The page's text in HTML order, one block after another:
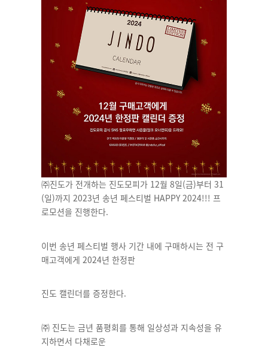
㈜진도가 전개하는 진도모피가 12월 8일(금)부터 31
(일)까지 2023년 송년 페스티벌 HAPPY 2024!!! 프
로모션을 진행한다.
이번 송년 페스티벌 행사 기간 내에 구매하시는 전 구
매고객에게 2024년 한정판
진도 캘린더를 증정한다.
㈜진도는 금년 품평회를 통해 일상성과 지속성을 유
지하면서 다채로운